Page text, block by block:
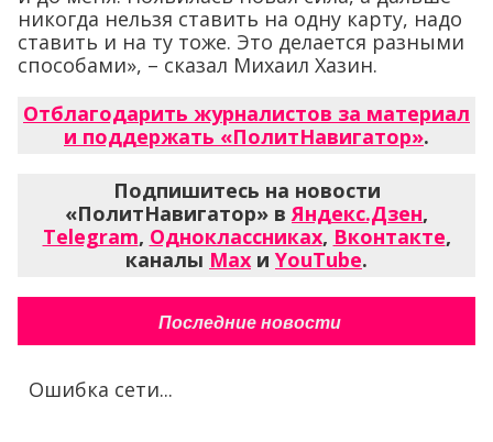
никогда нельзя ставить на одну карту, надо
ставить и на ту тоже. Это делается разными
способами», – сказал Михаил Хазин.
Отблагодарить журналистов за материал
и поддержать «ПолитНавигатор».
Подпишитесь на новости
«ПолитНавигатор» вЯндекс.Дзен,
Telegram, Одноклассниках, Вконтакте,
каналы Max и YouTube.
Последние новости
Ошибка сети...